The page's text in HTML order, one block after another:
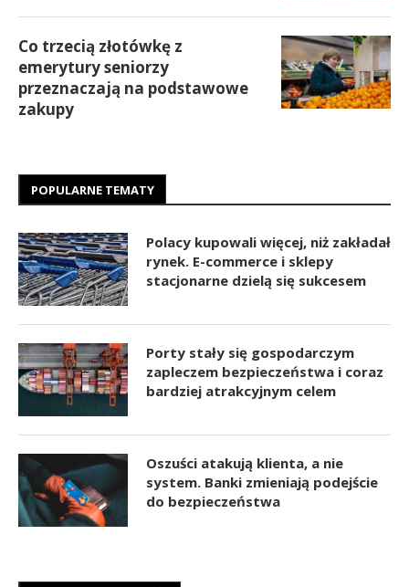
Co trzecią złotówkę z
emerytury seniorzy
przeznaczają na podstawowe
zakupy
POPULARNE TEMATY
Polacy kupowali więcej, niż zakładał
rynek. E-commerce i sklepy
stacjonarne dzielą się sukcesem
Porty stały się gospodarczym
zapleczem bezpieczeństwa i coraz
bardziej atrakcyjnym celem
Oszuści atakują klienta, a nie
system. Banki zmieniają podejście
do bezpieczeństwa